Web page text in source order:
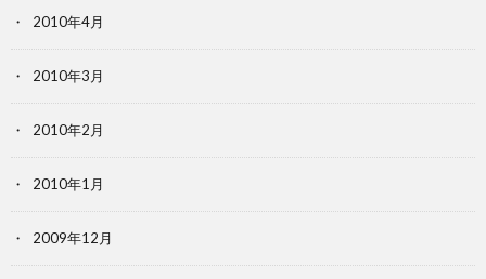
2010年4月
2010年3月
2010年2月
2010年1月
2009年12月